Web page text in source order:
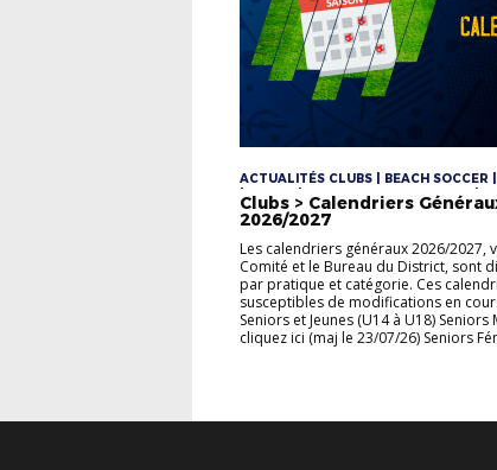
ACTUALITÉS CLUBS | BEACH SOCCER
| FOOT5 | FOOTBALL D'ANIMATION |
DIVERSIFIÉ | FUTSAL | JEUNES
MASCULINS | LOISIR | SENIORS |
| SENIORS MASCULINS | U10/U11 | U10F/
U12/U13 | U12F/U13F | U12M/U13M |
U6/U7 | U8/U9 | VÉTÉRANS
Clubs > Calendriers
2026/2027
Les calendriers généraux 2026/2027,
Comité et le Bureau du District, sont
par pratique et catégorie. Ces
susceptibles de modifications en
Seniors et Jeunes (U14 à U18)
cliquez ici (maj le 23/07/26) Seniors